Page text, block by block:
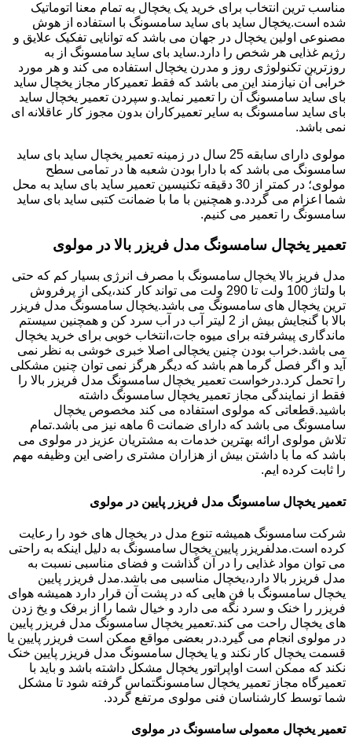
مناسب ترین انتخاب برای خرید یک یخچال به تمام معنا اتوماتیک
شده است.یخچال ساید بای ساید سامسونگ با استفاده از هوش
مصنوعی اولین یخچال در جهان می باشد که توانایی تفکیک علایق و
رژیم غذایی هر شخص را دارد.ساید بای ساید سامسونگ از به
روزترین تکنولوژی روز و مدرن یخچال استفاده می کند و هر مورد
خرابی آن نیازمند این می باشد که فقط تعمیرکار مجاز یخچال ساید
بای ساید سامسونگ آن را تعمیر نماید.و سپردن تعمیر یخچال ساید
بای ساید سامسونگ به سایر تعمیرکاران بدون مجوز کار عاقلانه ای
نمی باشد.
مولوی دارای سابقه 25 سال در زمینه تعمیر یخچال ساید بای ساید
سامسونگ می باشد که با دارا بودن شعبه ها در تمامی سطح
مولوی؛ در کمتر از 30 دقیقه تکنیسین تعمیر ساید بای ساید به محل
شما اعزام می گردد.و همچنین با ما با ضمانت کتبی ساید بای ساید
سامسونگ را تعمیر می کنیم.
تعمیر یخچال سامسونگ مدل فریزر بالا در مولوی
مدل فریز بالا یخچال سامسونگ با مصرف انرژی بسیار کم که حتی
با ولتاژ 100 ولت تا 290 ولت می تواند کار کند،یکی از پرفروش
ترین یخچال های سامسونگ می باشد.یخچال سامسونگ مدل فریزر
بالا با گنجایش بیش از 2 لیتر آب در آب سرد کن و همچنین سیستم
ماندگاری پیشرفته برای میوه جات،انتخاب خوبی برای خرید یخچال
می باشد.خراب بودن چنین یخچالی اصلا خبری خوشی به نظر نمی
آید و اگر فصل گرما هم باشد که دیگر هرگز نمی توان چنین مشکلی
را تحمل کرد.درخواست تعمیر یخچال سامسونگ مدل فریزر بالا را
فقط از نمایندگی مجاز تعمیر یخچال سامسونگ داشته
باشید.قطعاتی که مولوی استفاده می کند مخصوص یخچال
سامسونگ می باشد که دارای ضمانت 6 ماهه نیز می باشد.تمام
تلاش مولوی ارائه بهترین خدمات به مشتریان عزیز در مولوی می
باشد که ما با داشتن بیش از هزاران مشتری راضی این وظیفه مهم
را ثابت کرده ایم.
تعمیر یخچال سامسونگ مدل فریزر پایین در مولوی
شرکت سامسونگ همیشه تنوع مدل در یخچال های خود را رعایت
کرده است.مدلفریزر پایین یخچال سامسونگ به دلیل اینکه به راحتی
می توان مواد غذایی را در آن گذاشت و فضای مناسبی نسبت به
مدل فریزر بالا دارد،یخچال مناسبی می باشد.مدل فریزر پایین
یخچال سامسونگ با فن هایی که در پشت آن قرار دارد همیشه هوای
فریزر را خنک و سرد نگه می دارد و خیال شما را از برفک و یخ زدن
های یخچال راحت می کند.تعمیر یخچال سامسونگ مدل فریزر پایین
در مولوی انجام می گیرد.در بعضی مواقع ممکن است فریزر پایین یا
قسمت یخچال کار نکند و یا یخچال سامسونگ مدل فریزر پایین خنک
نکند که ممکن است اواپراتور یخچال مشکل داشته باشد و باید با
تعمیرگاه مجاز تعمیر یخچال سامسونگتماس گرفته شود تا مشکل
شما توسط کارشناسان فنی مولوی مرتفع گردد.
تعمیر یخچال معمولی سامسونگ در مولوی